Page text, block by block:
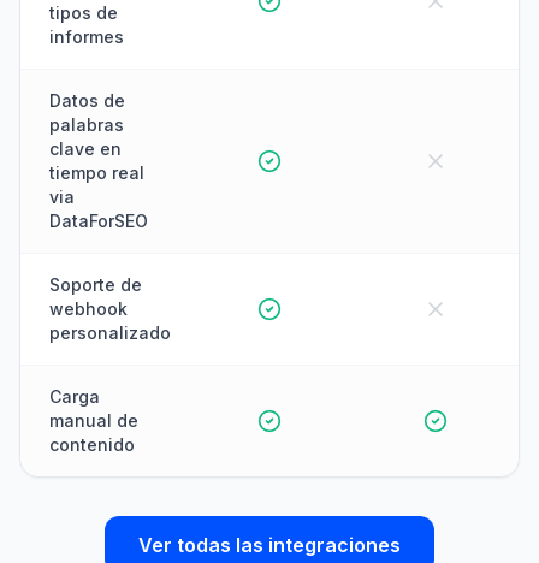
tipos de
informes
Datos de
palabras
clave en
tiempo real
via
DataForSEO
Soporte de
webhook
personalizado
Carga
manual de
contenido
Ver todas las integraciones